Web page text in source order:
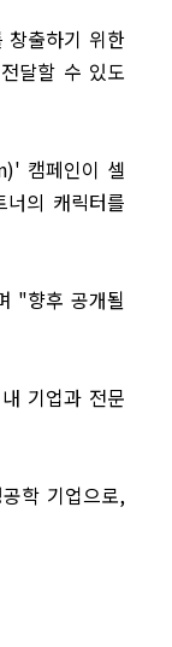
창출하기 위한
달할 수 있도
캠페인이 셀
의 캐릭터를
"향후 공개될
기업과 전문
학 기업으로,